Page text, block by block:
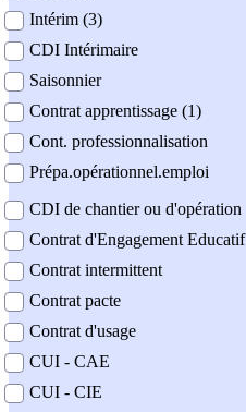
Intérim (3)
CDI Intérimaire
Saisonnier
Contrat apprentissage (1)
Cont. professionnalisation
Prépa.opérationnel.emploi
CDI de chantier ou d'opération
Contrat d'Engagement Educatif
Contrat intermittent
Contrat pacte
Contrat d'usage
CUI - CAE
CUI - CIE